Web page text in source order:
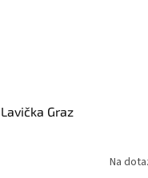
Lavička Graz
Na